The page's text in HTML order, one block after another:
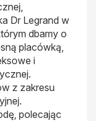
Dr Legrand w
dbamy o
placówką,
i
z zakresu
polecając